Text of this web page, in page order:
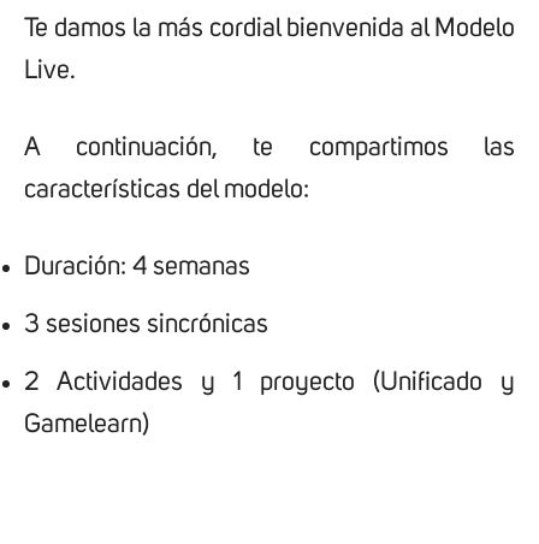
Te damos la más cordial bienvenida al Modelo
Live.
A continuación, te compartimos las
características del modelo:
Duración: 4 semanas
3 sesiones sincrónicas
2 Actividades y 1 proyecto (Unificado y
Gamelearn)